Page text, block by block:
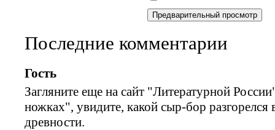
-
-
Последние комментарии
Гость
Загляните еще на сайт "Литературной
ножках", увидите, какой сыр-бор
древности.